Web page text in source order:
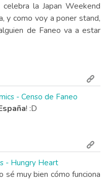
celebra la Japan Weekend
y como voy a poner stand,
de Faneo va a estar
- Censo de Faneo
! :D
- Hungry Heart
sé muy bien cómo funciona